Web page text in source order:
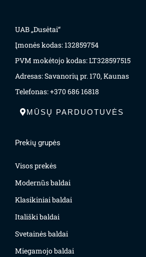
UAB „Dusėtai“
Įmonės kodas: 132859754
PVM mokėtojo kodas: LT328597515
Adresas: Savanorių pr. 170, Kaunas
Telefonas: +370 686 16818
MŪSŲ PARDUOTUVĖS
Prekių grupės
Visos prekės
Modernūs baldai
Klasikiniai baldai
Itališki baldai
Svetainės baldai
Miegamojo baldai